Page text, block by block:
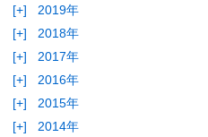
[+]
2019年
[+]
2018年
[+]
2017年
[+]
2016年
[+]
2015年
[+]
2014年